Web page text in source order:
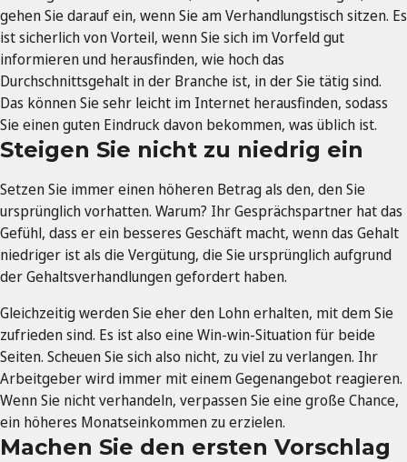
gehen Sie darauf ein, wenn Sie am Verhandlungstisch sitzen. Es
ist sicherlich von Vorteil, wenn Sie sich im Vorfeld gut
informieren und herausfinden, wie hoch das
Durchschnittsgehalt in der Branche ist, in der Sie tätig sind.
Das können Sie sehr leicht im Internet herausfinden, sodass
Sie einen guten Eindruck davon bekommen, was üblich ist.
Steigen Sie nicht zu niedrig ein
Setzen Sie immer einen höheren Betrag als den, den Sie
ursprünglich vorhatten. Warum? Ihr Gesprächspartner hat das
Gefühl, dass er ein besseres Geschäft macht, wenn das Gehalt
niedriger ist als die Vergütung, die Sie ursprünglich aufgrund
der Gehaltsverhandlungen gefordert haben.
Gleichzeitig werden Sie eher den Lohn erhalten, mit dem Sie
zufrieden sind. Es ist also eine Win-win-Situation für beide
Seiten. Scheuen Sie sich also nicht, zu viel zu verlangen. Ihr
Arbeitgeber wird immer mit einem Gegenangebot reagieren.
Wenn Sie nicht verhandeln, verpassen Sie eine große Chance,
ein höheres Monatseinkommen zu erzielen.
Machen Sie den ersten Vorschlag